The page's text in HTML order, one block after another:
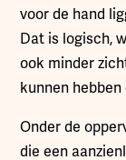
voor de hand
Dat is logisch,
ook minder
kunnen
Onder de
die een